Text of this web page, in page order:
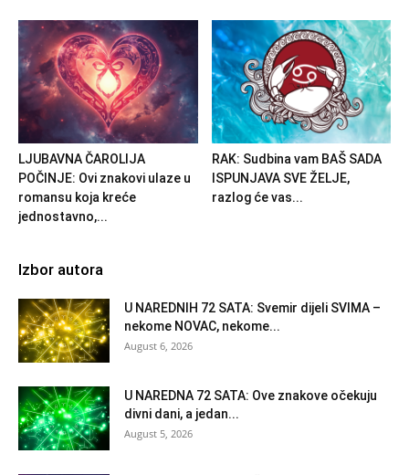
LJUBAVNA ČAROLIJA
POČINJE: Ovi znakovi ulaze u
romansu koja kreće
jednostavno,...
RAK: Sudbina vam BAŠ SADA
ISPUNJAVA SVE ŽELJE,
razlog će vas...
Izbor autora
U NAREDNIH 72 SATA: Svemir dijeli SVIMA –
nekome NOVAC, nekome...
August 6, 2026
U NAREDNA 72 SATA: Ove znakove očekuju
divni dani, a jedan...
August 5, 2026